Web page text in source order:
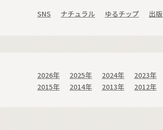
SNS ナチュラル ゆるチップ 出版
2026年 2025年 2024年 2023年
2015年
2014年 2013年 2012年